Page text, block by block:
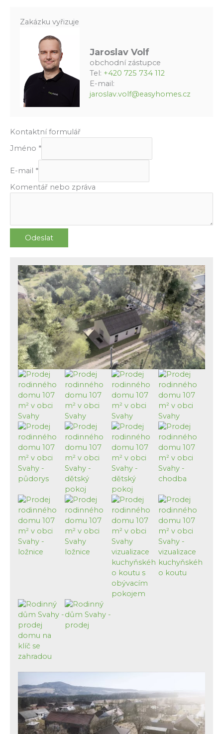
Zakázku vyřizuje
Jaroslav Volf
obchodní zástupce
Tel: +420 725 734 112
E-mail:
jaroslav.volf@easyhomes.cz
Kontaktní formulář
Jméno *
E-mail *
Komentář nebo zpráva
Odeslat